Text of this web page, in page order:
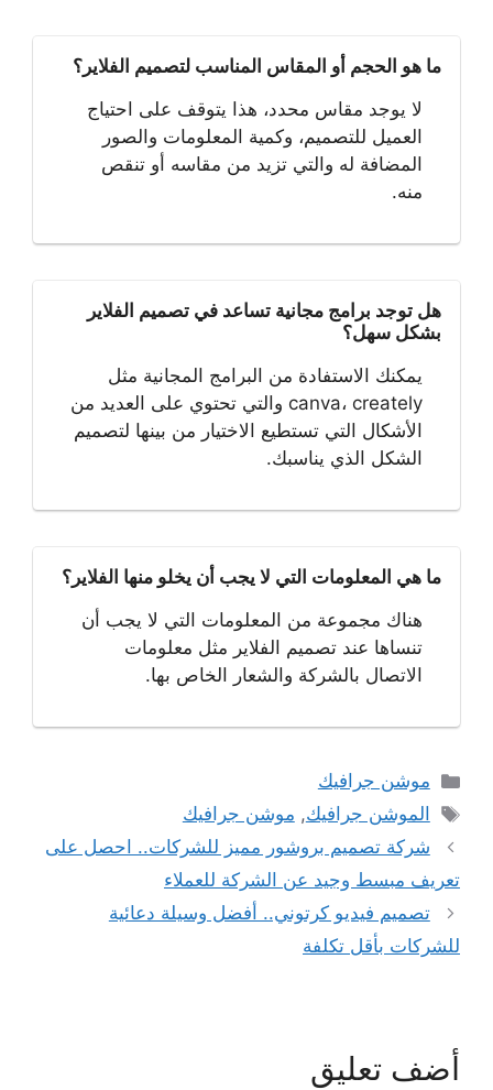
ما هو الحجم أو المقاس المناسب لتصميم الفلاير؟
لا يوجد مقاس محدد، هذا يتوقف على احتياج
العميل للتصميم، وكمية المعلومات والصور
المضافة له والتي تزيد من مقاسه أو تنقص
منه.
هل توجد برامج مجانية تساعد في تصميم الفلاير
بشكل سهل؟
يمكنك الاستفادة من البرامج المجانية مثل
canva، creately والتي تحتوي على العديد من
الأشكال التي تستطيع الاختيار من بينها لتصميم
الشكل الذي يناسبك.
ما هي المعلومات التي لا يجب أن يخلو منها الفلاير؟
هناك مجموعة من المعلومات التي لا يجب أن
تنساها عند تصميم الفلاير مثل معلومات
الاتصال بالشركة والشعار الخاص بها.
التصنيفات
موشن جرافيك
الوسوم
الموشن جرافيك, موشن جرافيك
شركة تصميم بروشور مميز للشركات.. احصل على
تعريف مبسط وجيد عن الشركة للعملاء
تصميم فيديو كرتوني.. أفضل وسيلة دعائية
للشركات بأقل تكلفة
أضف تعليق